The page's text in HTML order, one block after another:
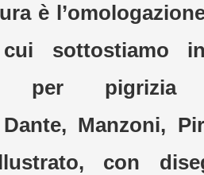
è
sottostiamo
per
Manzoni,
con